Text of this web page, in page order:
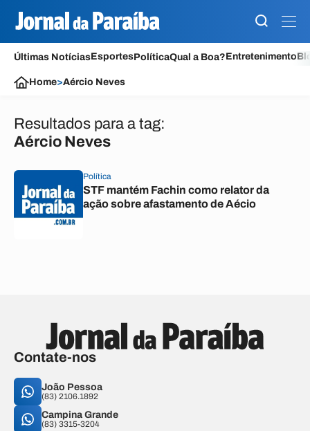
Últimas NotíciasEsportesPolíticaQual a Boa?Entretenimento
Home>Aércio Neves
Resultados para a tag:
Aércio Neves
Política
STF mantém Fachin como relator da
ação sobre afastamento de Aécio
Contate-nos
João Pessoa
(83) 2106.1892
Campina Grande
(83) 3315-3204